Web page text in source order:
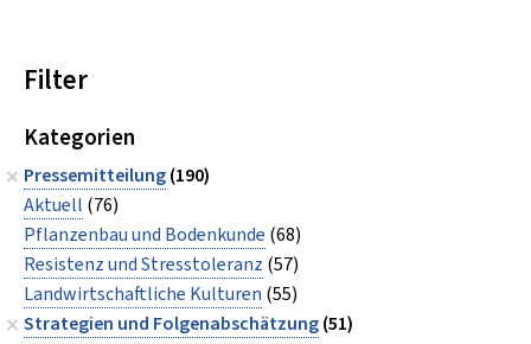
Filter
Kategorien
Pressemitteilung(190)
Aktuell (76)
Pflanzenbau und Bodenkunde (68)
Resistenz und Stresstoleranz (57)
Landwirtschaftliche Kulturen (55)
Strategien und Folgenabschätzung(51)